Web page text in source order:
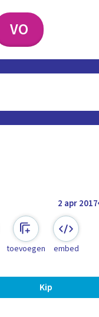
VO
2 apr 2017
toevoegen embed
Kip